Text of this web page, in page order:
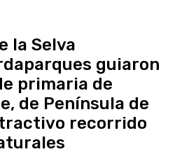
la Selva
guiaron
primaria de
de Península de
recorrido